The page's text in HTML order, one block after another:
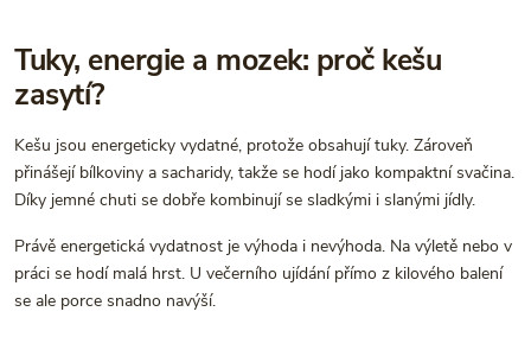
Tuky, energie a mozek: proč kešu
zasytí?
Kešu jsou energeticky vydatné, protože obsahují tuky. Zároveň
přinášejí bílkoviny a sacharidy, takže se hodí jako kompaktní svačina.
Díky jemné chuti se dobře kombinují se sladkými i slanými jídly.
Právě energetická vydatnost je výhoda i nevýhoda. Na výletě nebo v
práci se hodí malá hrst. U večerního ujídání přímo z kilového balení
se ale porce snadno navýší.